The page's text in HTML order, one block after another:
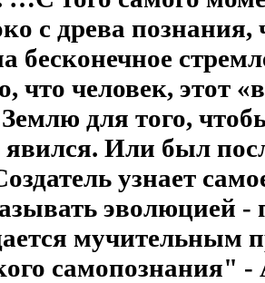
с древа познания,
бесконечное
что человек, этот
для того,
явился. Или был
узнает
эволюцией -
мучительным
самопознания"